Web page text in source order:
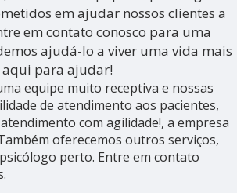
em ajudar nossos clientes a
em contato conosco para uma
ajudá-lo a viver uma vida mais
aqui para ajudar!
equipe muito receptiva e nossas
de atendimento aos pacientes,
com agilidade!, a empresa
oferecemos outros serviços,
perto. Entre em contato